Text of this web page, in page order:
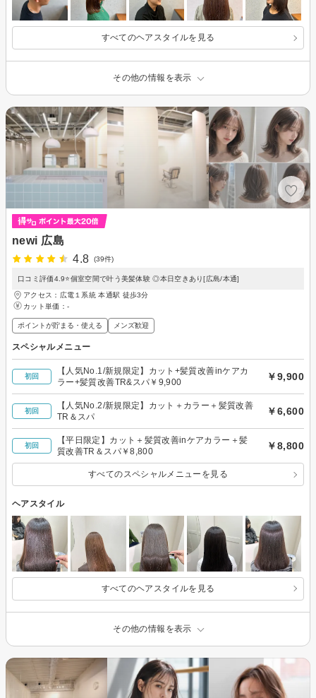
すべてのヘアスタイルを見る
その他の情報を表示
newi 広島
4.8
(39件)
口コミ評価4.9⭐️個室空間で叶う美髪体験 ◎本日空きあり[広島/本通]
アクセス：広電１系統 本通駅 徒歩3分
カット単価： -
ポイントが貯まる・使える メンズ歓迎
スペシャルメニュー
初回
【人気No.1/新規限定】カット+髪質改善inケアカ
ラー+髪質改善TR&スパ￥9,900
￥9,900
初回
【人気No.2/新規限定】カット＋カラー＋髪質改善
TR＆スパ
￥6,600
初回
【平日限定】カット＋髪質改善inケアカラー＋髪
質改善TR＆スパ￥8,800
￥8,800
すべてのスペシャルメニューを見る
ヘアスタイル
すべてのヘアスタイルを見る
その他の情報を表示